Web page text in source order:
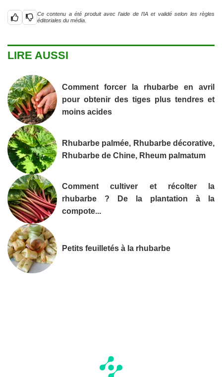
Ce contenu a été produit avec l’aide de l’IA et validé selon les règles
éditoriales du média.
LIRE AUSSI
Comment forcer la rhubarbe en avril
pour obtenir des tiges plus tendres et
moins acides
Rhubarbe palmée, Rhubarbe décorative,
Rhubarbe de Chine, Rheum palmatum
Comment cultiver et récolter la
rhubarbe ? De la plantation à la
compote...
Petits feuilletés à la rhubarbe